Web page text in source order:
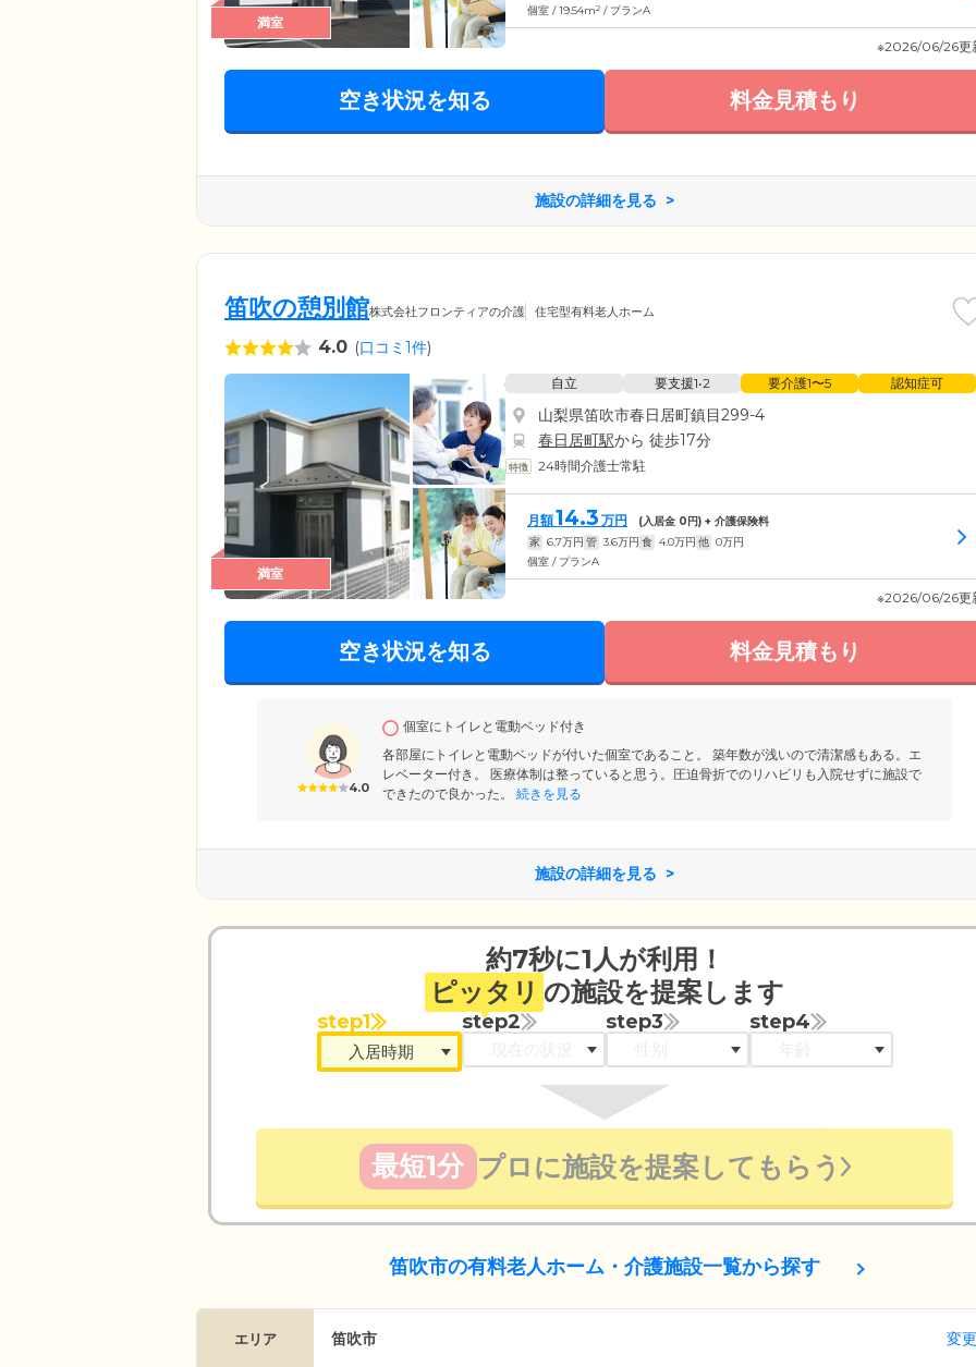
満室
個室 / 19.54m2 / プランA
※2026/06/26更
空き状況を知る 料金見積もり
施設の詳細を見る
笛吹の憩別館株式会社フロンティアの介護 住宅型有料老人ホーム
4.0 (口コミ1件)
満室
自立 要支援1•2 要介護1〜5 認知症可
山梨県笛吹市春日居町鎮目299-4
春日居町駅から 徒歩17分
24時間介護士常駐
月額14.3 万円 (入居金 0 円) + 介護保険料
家 6.7万円 管 3.6万円 食 4.0万円 他 0万円
個室 / プランA
※2026/06/26更
空き状況を知る 料金見積もり
4.0
個室にトイレと電動ベッド付き
各部屋にトイレと電動ベッドが付いた個室であること。 築年数が浅いので清潔感もある。エ
レベーター付き。 医療体制は整っていると思う。圧迫骨折でのリハビリも入院せずに施設で
できたので良かった。
続きを見る
施設の詳細を見る
約7秒に1人が利用！
ピッタリ の施設を提案します
step1 step2 step3 step4
最短1分 プロに施設を提案してもらう
笛吹市の有料老人ホーム・介護施設一覧から探す
エリア 笛吹市 変更